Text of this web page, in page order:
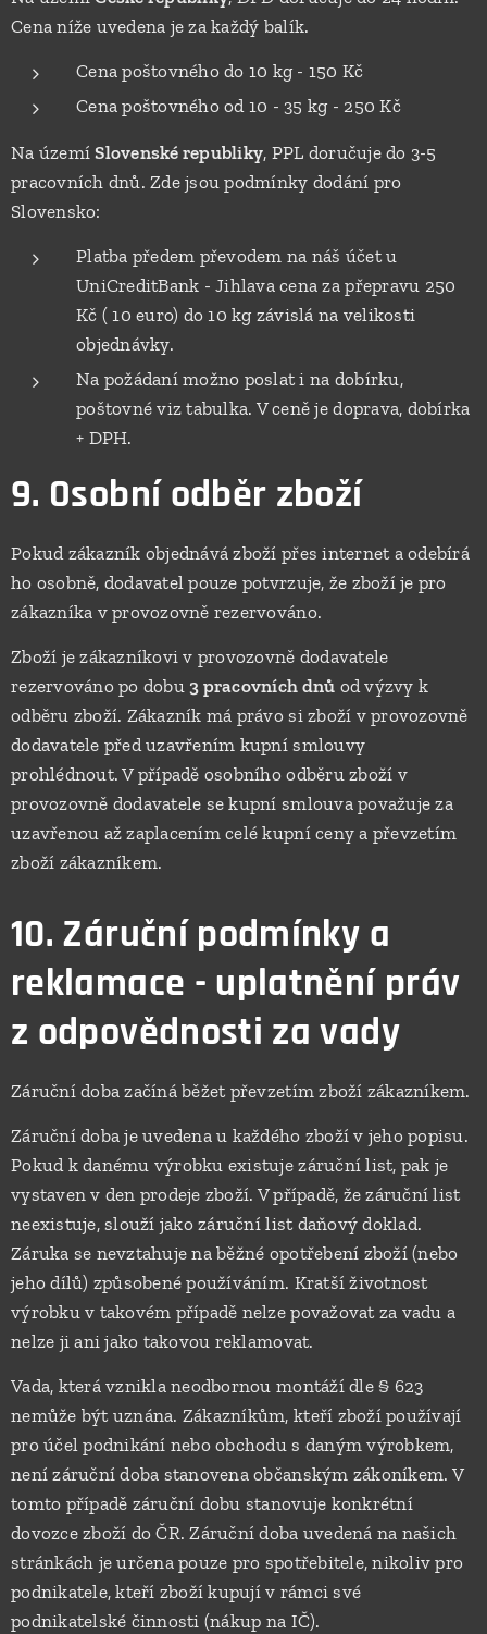
Cena níže uvedena je za každý balík.
Cena poštovného do 10 kg - 150 Kč
Cena poštovného od 10 - 35 kg - 250 Kč
Na územíSlovenské republiky, PPL doručuje do 3-5
pracovních dnů. Zde jsou podmínky dodání pro
Slovensko:
Platba předem převodem na náš účet u
UniCreditBank - Jihlava cena za přepravu 250
Kč ( 10 euro) do 10 kg závislá na velikosti
objednávky.
Na požádaní možno poslat i na dobírku,
poštovné viz tabulka. V ceně je doprava, dobírka
+ DPH.
9. Osobní odběr zboží
Pokud zákazník objednává zboží přes internet a odebírá
ho osobně, dodavatel pouze potvrzuje, že zboží je pro
zákazníka v provozovně rezervováno.
Zboží je zákazníkovi v provozovně dodavatele
rezervováno po dobu 3 pracovních dnů od výzvy k
odběru zboží. Zákazník má právo si zboží v provozovně
dodavatele před uzavřením kupní smlouvy
prohlédnout. V případě osobního odběru zboží v
provozovně dodavatele se kupní smlouva považuje za
uzavřenou až zaplacením celé kupní ceny a převzetím
zboží zákazníkem.
10. Záruční podmínky a
reklamace - uplatnění práv
z odpovědnosti za vady
Záruční doba začíná běžet převzetím zboží zákazníkem.
Záruční doba je uvedena u každého zboží v jeho popisu.
Pokud k danému výrobku existuje záruční list, pak je
vystaven v den prodeje zboží. V případě, že záruční list
neexistuje, slouží jako záruční list daňový doklad.
Záruka se nevztahuje na běžné opotřebení zboží (nebo
jeho dílů) způsobené používáním. Kratší životnost
výrobku v takovém případě nelze považovat za vadu a
nelze ji ani jako takovou reklamovat.
Vada, která vznikla neodbornou montáží dle § 623
nemůže být uznána. Zákazníkům, kteří zboží používají
pro účel podnikání nebo obchodu s daným výrobkem,
není záruční doba stanovena občanským zákoníkem. V
tomto případě záruční dobu stanovuje konkrétní
dovozce zboží do ČR. Záruční doba uvedená na našich
stránkách je určena pouze pro spotřebitele, nikoliv pro
podnikatele, kteří zboží kupují v rámci své
podnikatelské činnosti (nákup na IČ).